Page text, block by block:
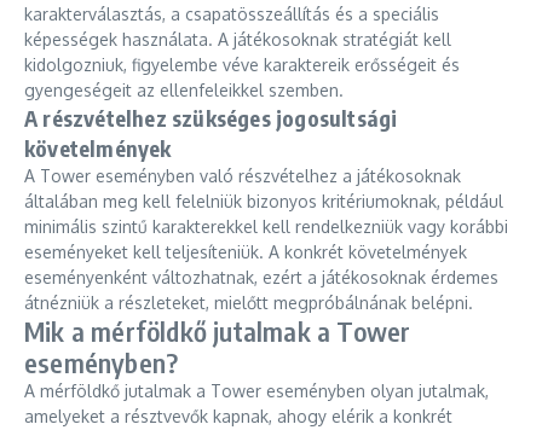
karakterválasztás, a csapatösszeállítás és a speciális
képességek használata. A játékosoknak stratégiát kell
kidolgozniuk, figyelembe véve karaktereik erősségeit és
gyengeségeit az ellenfeleikkel szemben.
A részvételhez szükséges jogosultsági
követelmények
A Tower eseményben való részvételhez a játékosoknak
általában meg kell felelniük bizonyos kritériumoknak, például
minimális szintű karakterekkel kell rendelkezniük vagy korábbi
eseményeket kell teljesíteniük. A konkrét követelmények
eseményenként változhatnak, ezért a játékosoknak érdemes
átnézniük a részleteket, mielőtt megpróbálnának belépni.
Mik a mérföldkő jutalmak a Tower
eseményben?
A mérföldkő jutalmak a Tower eseményben olyan jutalmak,
amelyeket a résztvevők kapnak, ahogy elérik a konkrét